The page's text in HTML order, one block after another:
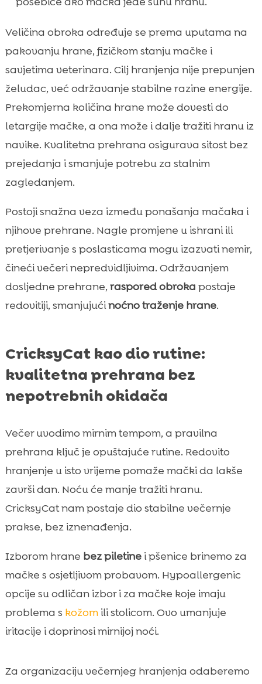
Veličina obroka određuje se prema uputama na
pakovanju hrane, fizičkom stanju mačke i
savjetima veterinara. Cilj hranjenja nije prepunjen
želudac, već održavanje stabilne razine energije.
Prekomjerna količina hrane može dovesti do
letargije mačke, a ona može i dalje tražiti hranu iz
navike. Kvalitetna prehrana osigurava sitost bez
prejedanja i smanjuje potrebu za stalnim
zagledanjem.
Postoji snažna veza između ponašanja mačaka i
njihove prehrane. Nagle promjene u ishrani ili
pretjerivanje s poslasticama mogu izazvati nemir,
čineći večeri nepredvidljivima. Održavanjem
dosljedne prehrane, raspored obroka postaje
redovitiji, smanjujućinoćno traženje hrane.
CricksyCat kao dio rutine:
kvalitetna prehrana bez
nepotrebnih okidača
Večer uvodimo mirnim tempom, a pravilna
prehrana ključ je opuštajuće rutine. Redovito
hranjenje u isto vrijeme pomaže mački da lakše
završi dan. Noću će manje tražiti hranu.
CricksyCat nam postaje dio stabilne večernje
prakse, bez iznenađenja.
Izborom hrane bez piletinei pšenice brinemo za
mačke s osjetljivom probavom. Hypoallergenic
opcije su odličan izbor i za mačke koje imaju
problema s kožomili stolicom. Ovo umanjuje
iritacije i doprinosi mirnijoj noći.
Za organizaciju večernjeg hranjenja odaberemo